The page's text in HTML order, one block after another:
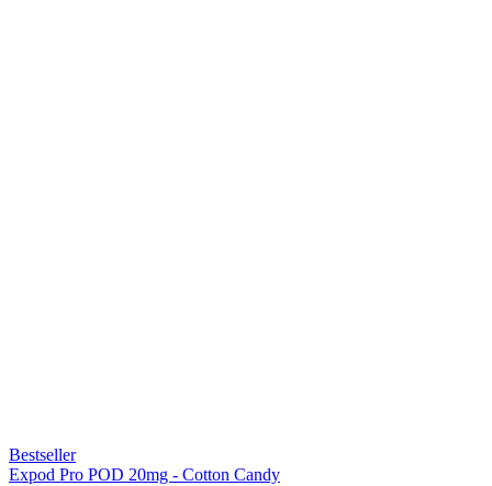
Bestseller
Expod Pro POD 20mg - Cotton Candy